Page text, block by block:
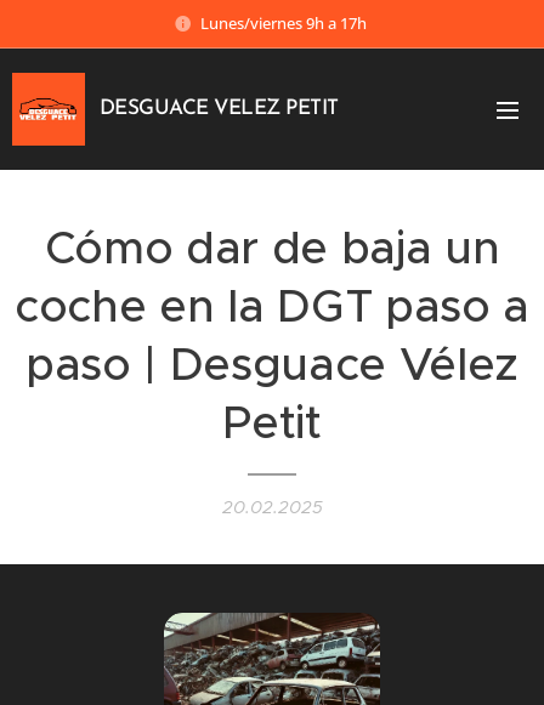
Lunes/viernes 9h a 17h
DESGUACE VELEZ PETIT
Cómo dar de baja un
coche en la DGT paso a
paso | Desguace Vélez
Petit
20.02.2025